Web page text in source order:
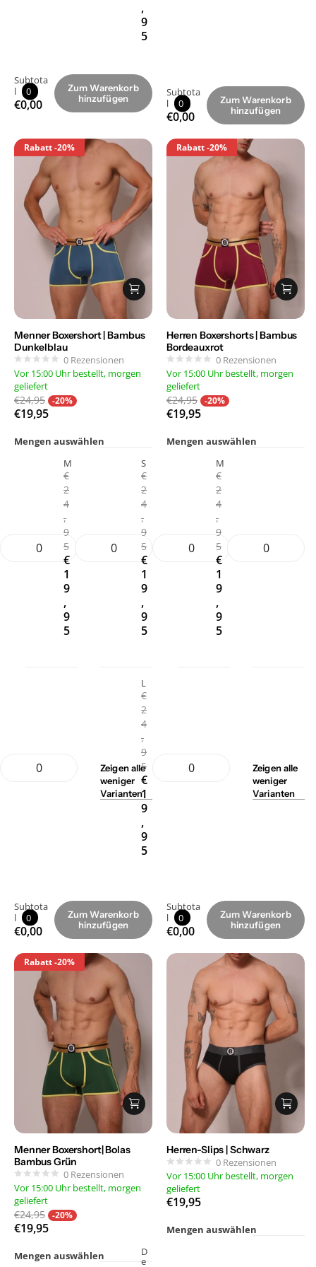
Subtota
l
0
€0,00
Zum Warenkorb
hinzufügen
,
9
5
Subtota
l
0
€0,00
Zum Warenkorb
hinzufügen
Rabatt-20%
Menner Boxershort | Bambus
Dunkelblau
0 Rezensionen
Vor 15:00 Uhr bestellt, morgen
geliefert
€24,95 -20%
€19,95
Mengen auswählen
M
€
2
4
,
9
5
€
1
9
,
9
5
Zeigenalle
weniger
Varianten
Subtota
l
0
€0,00
Zum Warenkorb
hinzufügen
Rabatt-20%
Herren Boxershorts | Bambus
Bordeauxrot
0 Rezensionen
Vor 15:00 Uhr bestellt, morgen
geliefert
€24,95 -20%
€19,95
Mengen auswählen
S
€
2
4
,
9
5
€
1
9
,
9
5
M
€
2
4
,
9
5
€
1
9
,
9
5
L
€
2
4
,
9
5
€
1
9
,
9
5
Zeigenalle
weniger
Varianten
Subtota
l
0
€0,00
Zum Warenkorb
hinzufügen
Rabatt-20%
Menner Boxershort| Bolas
Bambus Grün
0 Rezensionen
Vor 15:00 Uhr bestellt, morgen
geliefert
€24,95 -20%
€19,95
Mengen auswählen
Herren-Slips | Schwarz
0 Rezensionen
Vor 15:00 Uhr bestellt, morgen
geliefert
€19,95
Mengen auswählen
D
e